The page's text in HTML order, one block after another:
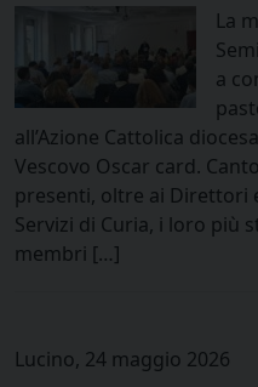
La
a
all’Azione Cattolica
Vescovo Oscar card.
presenti, oltre ai Direttori
Servizi di Curia, i loro più
membri […]
Lucino, 24 maggio 2026